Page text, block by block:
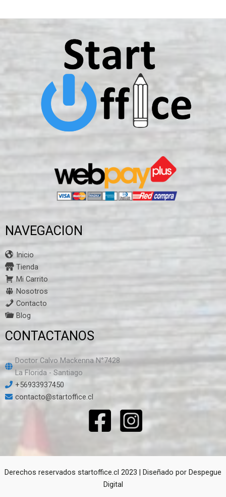
NAVEGACION
Inicio
Tienda
Mi Carrito
Nosotros
Contacto
Blog
CONTACTANOS
Doctor Calvo Mackenna N°7428
La Florida - Santiago
+56933937450
contacto@startoffice.cl
Derechos reservados startoffice.cl 2023 | Diseñado por Despegue
Digital